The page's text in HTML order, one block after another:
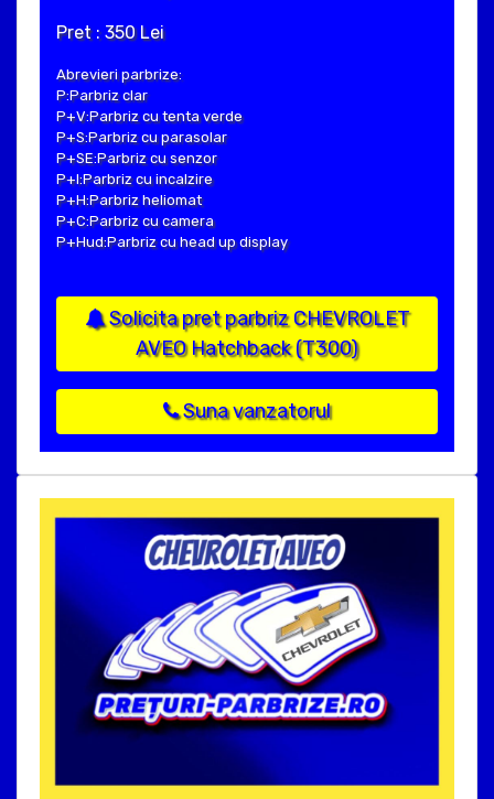
Pret : 350 Lei
Abrevieri parbrize:
P:Parbriz clar
P+V:Parbriz cu tenta verde
P+S:Parbriz cu parasolar
P+SE:Parbriz cu senzor
P+I:Parbriz cu incalzire
P+H:Parbriz heliomat
P+C:Parbriz cu camera
P+Hud:Parbriz cu head up display
Solicita pret parbriz CHEVROLET
AVEO Hatchback (T300)
Suna vanzatorul